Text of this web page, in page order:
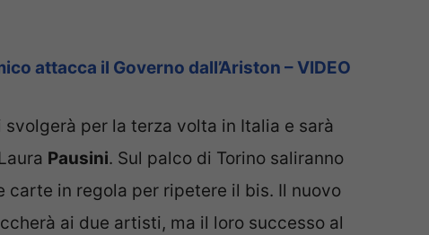
attacca il Governo dall’Ariston – VIDEO
per la terza volta in Italia e sarà
Pausini. Sul palco di Torino saliranno
carte in regola per ripetere il bis. Il nuovo
ai due artisti, ma il loro successo al